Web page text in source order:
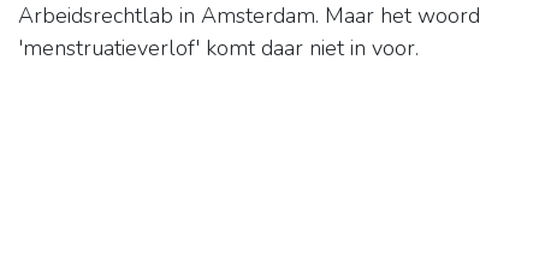
Arbeidsrechtlab in Amsterdam. Maar het woord
'menstruatieverlof' komt daar niet in voor.